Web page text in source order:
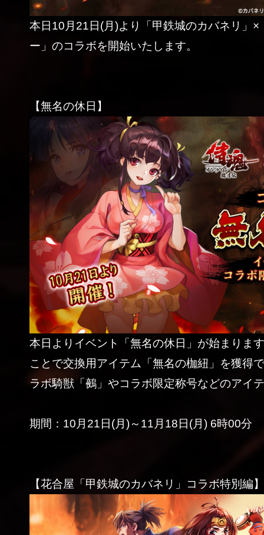
本日10月21日(月)より「甲鉄城のカバネリ」
ー」のコラボを開始いたします。
【無名の休日】
本日よりイベント「無名の休日」が始まりま
ことで交換用アイテム「無名の枷紐」を獲得
ラボ騎獣「鵺」やコラボ限定称号などのアイ
期間：10月21日(月)～11月18日(月) 6時00分
【花合屋「甲鉄城のカバネリ」コラボ特別編】